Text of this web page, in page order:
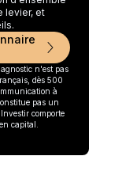
levier, et
n'est pas
dès 500
à
pas un
comporte
capital.